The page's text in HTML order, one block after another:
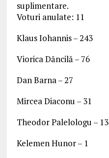
suplimentare.
Voturi anulate: 11
Klaus Iohannis – 243
Viorica Dăncilă – 76
Dan Barna – 27
Mircea Diaconu – 31
Theodor Palelologu – 13
Kelemen Hunor – 1